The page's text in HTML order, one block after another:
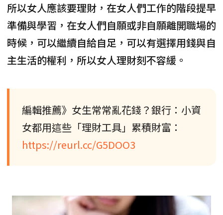
所以女人應該要理財，在女人們工作的階段提早
準備與學習，在女人們自願或非自願離開職場的
時候，可以繼續自給自足，可以有選擇用錢與自
主生活的權利，所以女人理財刻不容緩。
編輯推薦》女生常常亂花錢？銀行：小資
女都用這些「理財工具」累積財富：
https://reurl.cc/G5DOO3